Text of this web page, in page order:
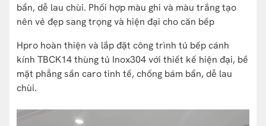
bẩn, dễ lau chùi. Phối hợp màu ghi và màu trắng tạo
nên vẻ đẹp sang trọng và hiện đại cho căn bếp
Hpro hoàn thiện và lắp đặt công trình tủ bếp cánh
kính TBCK14 thùng tủ Inox304 với thiết kế hiện đại, bề
mặt phẳng sần caro tinh tế, chống bám bẩn, dễ lau
chùi.